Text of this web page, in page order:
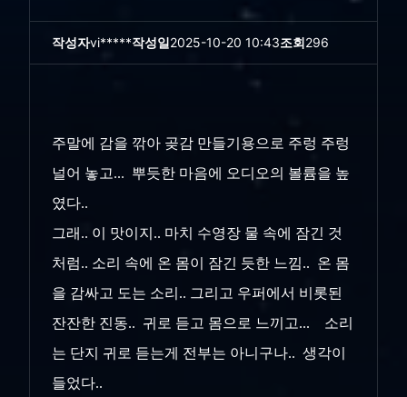
작성자vi*****작성일2025-10-20 10:43조회296
주말에 감을 깎아 곶감 만들기용으로 주렁 주렁
널어 놓고... 뿌듯한 마음에 오디오의 볼륨을 높
였다..
그래.. 이 맛이지.. 마치 수영장 물 속에 잠긴 것
처럼.. 소리 속에 온 몸이 잠긴 듯한 느낌.. 온 몸
을 감싸고 도는 소리.. 그리고 우퍼에서 비롯된
잔잔한 진동.. 귀로 듣고 몸으로 느끼고... 소리
는 단지 귀로 듣는게 전부는 아니구나.. 생각이
들었다..